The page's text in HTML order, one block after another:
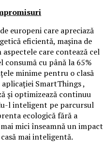
europeni care apreciază
eficientă, mașina de
care contează cel
consumă cu până la 65%
minime pentru o clasă
SmartThings ,
și optimizează continuu
l inteligent pe parcursul
ecologică fără a
mici înseamnă un impact
mai inteligentă.